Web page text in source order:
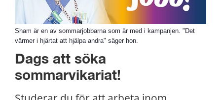
Sham är en av sommarjobbarna som är med i kampanjen. "Det
värmer i hjärtat att hjälpa andra" säger hon.
Dags att söka
sommarvikariat!